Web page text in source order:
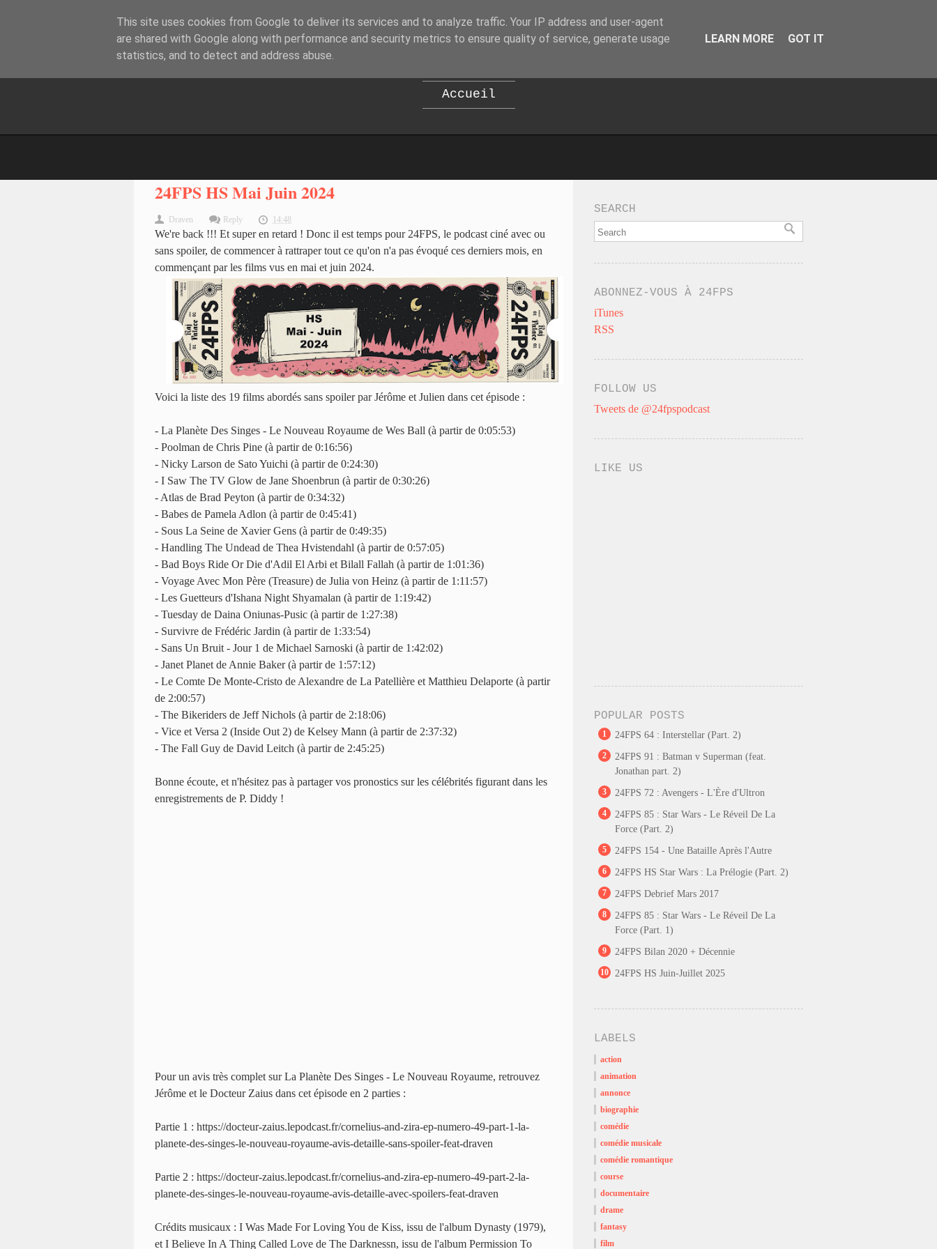
B EPOD
Accueil
24FPS HS Mai Juin 2024
Draven Reply 14:48
We're back !!! Et super en retard ! Donc il est temps pour 24FPS, le podcast ciné avec ou
sans spoiler, de commencer à rattraper tout ce qu'on n'a pas évoqué ces derniers mois, en
commençant par les films vus en mai et juin 2024.
Voici la liste des 19 films abordés sans spoiler par Jérôme et Julien dans cet épisode :
- La Planète Des Singes - Le Nouveau Royaume de Wes Ball (à partir de 0:05:53)
- Poolman de Chris Pine (à partir de 0:16:56)
- Nicky Larson de Sato Yuichi (à partir de 0:24:30)
- I Saw The TV Glow de Jane Shoenbrun (à partir de 0:30:26)
- Atlas de Brad Peyton (à partir de 0:34:32)
- Babes de Pamela Adlon (à partir de 0:45:41)
- Sous La Seine de Xavier Gens (à partir de 0:49:35)
- Handling The Undead de Thea Hvistendahl (à partir de 0:57:05)
- Bad Boys Ride Or Die d'Adil El Arbi et Bilall Fallah (à partir de 1:01:36)
- Voyage Avec Mon Père (Treasure) de Julia von Heinz (à partir de 1:11:57)
- Les Guetteurs d'Ishana Night Shyamalan (à partir de 1:19:42)
- Tuesday de Daina Oniunas-Pusic (à partir de 1:27:38)
- Survivre de Frédéric Jardin (à partir de 1:33:54)
- Sans Un Bruit - Jour 1 de Michael Sarnoski (à partir de 1:42:02)
- Janet Planet de Annie Baker (à partir de 1:57:12)
- Le Comte De Monte-Cristo de Alexandre de La Patellière et Matthieu Delaporte (à partir
de 2:00:57)
- The Bikeriders de Jeff Nichols (à partir de 2:18:06)
- Vice et Versa 2 (Inside Out 2) de Kelsey Mann (à partir de 2:37:32)
- The Fall Guy de David Leitch (à partir de 2:45:25)
Bonne écoute, et n'hésitez pas à partager vos pronostics sur les célébrités figurant dans les
enregistrements de P. Diddy !
Pour un avis très complet sur La Planète Des Singes - Le Nouveau Royaume, retrouvez
Jérôme et le Docteur Zaius dans cet épisode en 2 parties :
Partie 1 : https://docteur-zaius.lepodcast.fr/cornelius-and-zira-ep-numero-49-part-1-la-
planete-des-singes-le-nouveau-royaume-avis-detaille-sans-spoiler-feat-draven
Partie 2 : https://docteur-zaius.lepodcast.fr/cornelius-and-zira-ep-numero-49-part-2-la-
planete-des-singes-le-nouveau-royaume-avis-detaille-avec-spoilers-feat-draven
Crédits musicaux : I Was Made For Loving You de Kiss, issu de l'album Dynasty (1979),
et I Believe In A Thing Called Love de The Darknessn, issu de l'album Permission To
SEARCH
ABONNEZ-VOUS À 24FPS
iTunes
RSS
FOLLOW US
Tweets de @24fpspodcast
LIKE US
POPULAR POSTS
1 24FPS 64 : Interstellar (Part. 2)
2
24FPS 91 : Batman v Superman (feat.
Jonathan part. 2)
3 24FPS 72 : Avengers - L'Ère d'Ultron
4
24FPS 85 : Star Wars - Le Réveil De La
Force (Part. 2)
5 24FPS 154 - Une Bataille Après l'Autre
6 24FPS HS Star Wars : La Prélogie (Part. 2)
7 24FPS Debrief Mars 2017
8
24FPS 85 : Star Wars - Le Réveil De La
Force (Part. 1)
9 24FPS Bilan 2020 + Décennie
10 24FPS HS Juin-Juillet 2025
LABELS
action
animation
annonce
biographie
comédie
comédie musicale
comédie romantique
course
documentaire
drame
fantasy
film
This site uses cookies from Google to deliver its services and to analyze traffic. Your IP address and user-agent
are shared with Google along with performance and security metrics to ensure quality of service, generate usage
statistics, and to detect and address abuse.
LEARN MORE GOT IT